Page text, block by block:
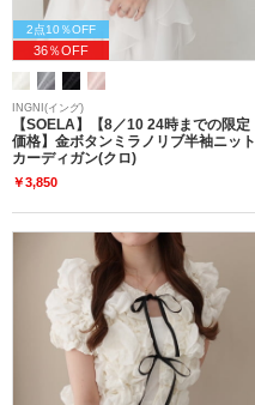
2点10％OFF
36％OFF
INGNI(イング)
【SOELA】【8／10 24時までの限定
価格】金ボタンミラノリブ半袖ニット
カーディガン(クロ)
￥3,850